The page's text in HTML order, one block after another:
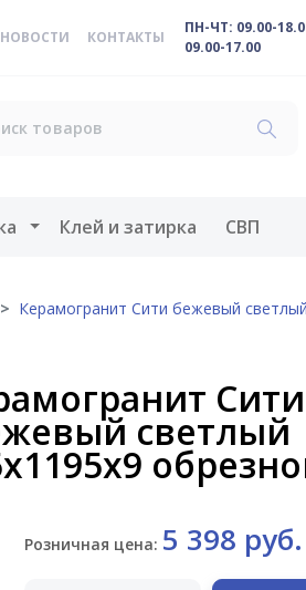
НОВОСТИ КОНТАКТЫ
ПН-ЧТ: 09.00-
09.00-17.00
Открыть меню
Клей и затирка СВП
Керамогранит Сити бежевый
Сити
светлый
Розничная цена: 5 398 руб.